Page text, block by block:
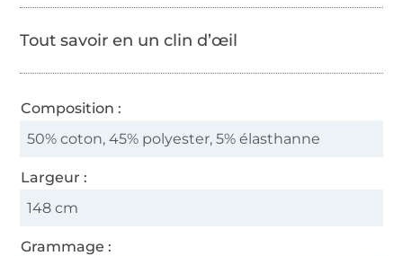
Tout savoir en un clin d’œil
Composition :
50% coton, 45% polyester, 5% élasthanne
Largeur :
148 cm
Grammage :